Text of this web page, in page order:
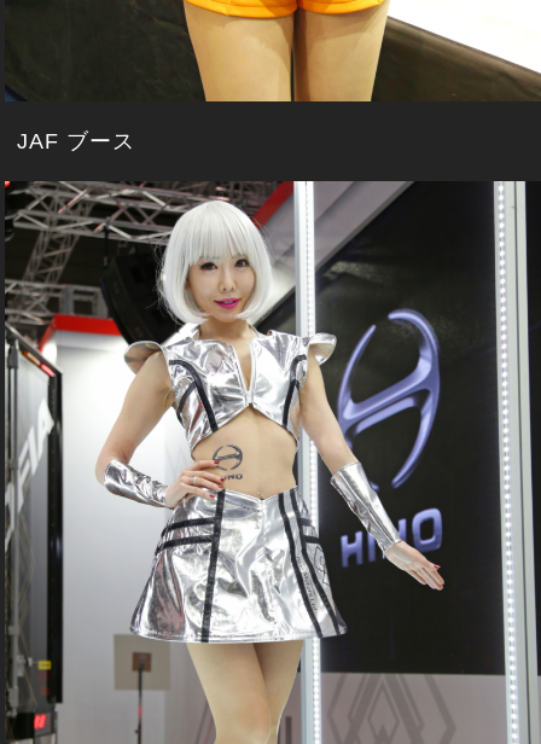
JAF ブース